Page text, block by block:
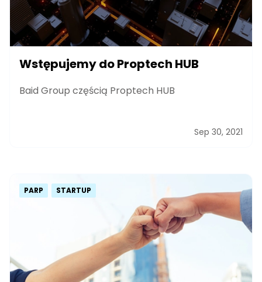
Wstępujemy do Proptech HUB
Baid Group częścią Proptech HUB
Sep 30, 2021
PARP STARTUP